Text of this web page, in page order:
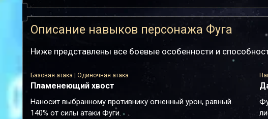
Описание навыков персонажа Фуга
Ниже представлены все боевые особенности и
Базовая атака | Одиночная атака
Пламенеющий хвост
Наносит выбранному противнику огненный урон, равный
140% от силы атаки Фуги.